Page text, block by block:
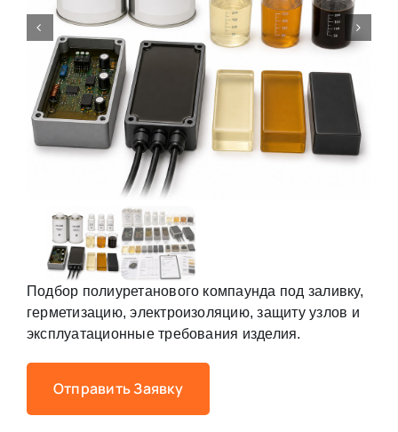
Подбор полиуретанового компаунда под заливку,
герметизацию, электроизоляцию, защиту узлов и
эксплуатационные требования изделия.
Отправить Заявку